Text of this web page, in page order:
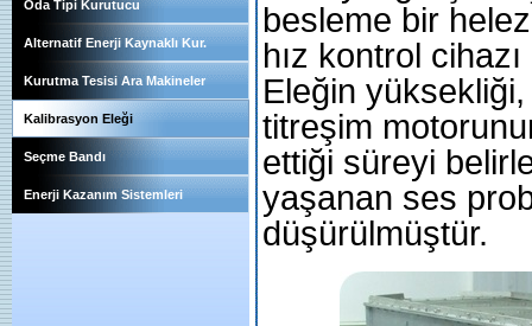
Oda Tipi Kurutucu
Alternatif Enerji Kaynaklı Kur.
Kurutma Tesisi Ara Makineler
Kalibrasyon Eleği
Seçme Bandı
Enerji Kazanım Sistemleri
besleme bir
hız kontrol
Eleğin
titreşim
ettiği süreyi
yaşanan ses
düşürülmüştür.